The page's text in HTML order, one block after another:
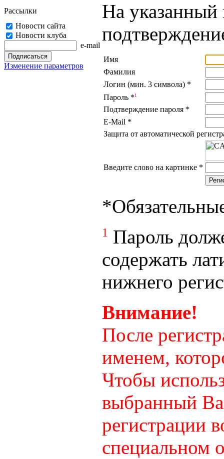
Рассылки
Новости сайта
Новости клуба
e-mail
Изменение параметров
На указанный
Имя
Фамилия
Логин (мин. 3 символа) *
Пароль *1
Подтверждение пароля *
E-Mail *
Защита от автоматической
Введите слово на картинке *
*
1 Пароль
содержать
нижнего
Внимание!
После
именем,
Чтобы
выбранный
регистрации
специальном